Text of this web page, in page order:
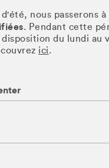
nous passerons à
. Pendant cette
du lundi au
ici.